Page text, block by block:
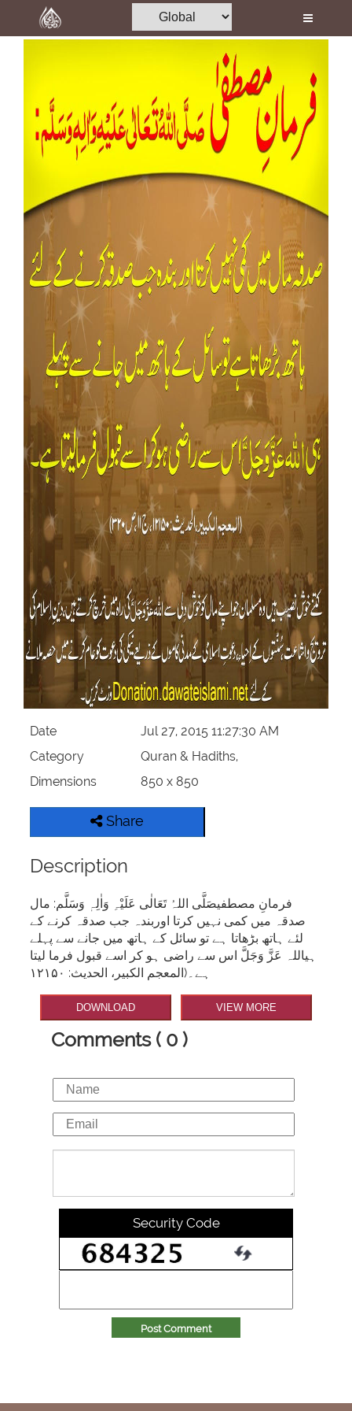
Home
Media
Madani Channel
Volunteer Portal
Rohani Ilaj
Donation
Blog
Magazine
Departments
Our Websites
Date
Jul 27, 2015 11:27:30 AM
Category
Quran & Hadiths,
Dimensions
850 x 850
Share
Description
فرمانِ مصطفیصَلَّی اللہُ تَعَالٰی عَلَیْہِ وَاٰلِہٖ وَسَلَّم: مال
صدقہ ميں کمی نہيں کرتا اوربندہ جب صدقہ کرنے کے
لئے ہاتھ بڑھاتا ہے تو سائل کے ہاتھ ميں جانے سے پہلے
ہیاللہ عَزَّ وَجَلَّ اس سے راضی ہو کر اسے قبول فرما ليتا
ہے۔(المعجم الکبیر، الحدیث: ۱۲۱۵۰
DOWNLOAD VIEW MORE
Comments ( 0 )
Security Code
Post Comment